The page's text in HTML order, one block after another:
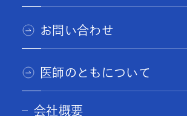
お問い合わせ
医師のともについて
会社概要